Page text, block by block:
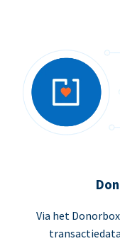
Via het